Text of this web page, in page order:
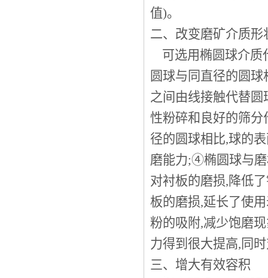
值)。
二、改变磨矿介质形
可选用椭圆球介质
圆球与同直径的圆
之间由线接触代替
性粉碎和良好的筛
径的圆球相比,球的
磨能力;④椭圆球与
对衬板的磨损,降低
板的磨损,延长了使
粉的吸附,减少饱磨
力得到很大提高,同
三、增大有效容积